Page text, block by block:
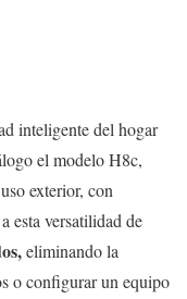
inteligente del hogar
el modelo H8c,
exterior, con
esta versatilidad de
eliminando la
o configurar un equipo